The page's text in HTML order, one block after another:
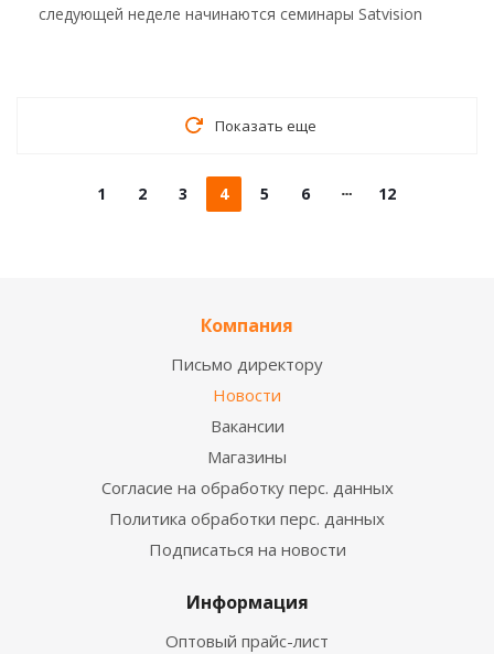
следующей неделе начинаются семинары Satvision
Показать еще
1 2 3 4 5 6 12
Компания
Письмо директору
Новости
Вакансии
Магазины
Согласие на обработку перс. данных
Политика обработки перс. данных
Подписаться на новости
Информация
Оптовый прайс-лист